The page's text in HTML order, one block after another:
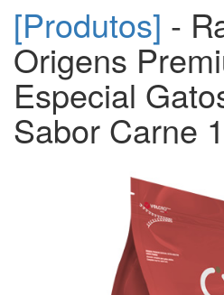
[Produtos] -
Origens
Especial
Sabor Carne